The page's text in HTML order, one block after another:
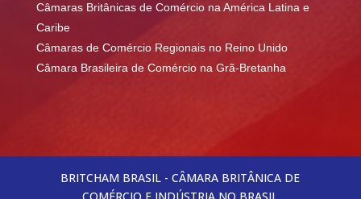
Câmaras Britânicas de Comércio na América Latina e
Caribe
Câmaras de Comércio Regionais no Reino Unido
Câmara Brasileira de Comércio na Grã-Bretanha
BRITCHAM BRASIL - CÂMARA BRITÂNICA DE